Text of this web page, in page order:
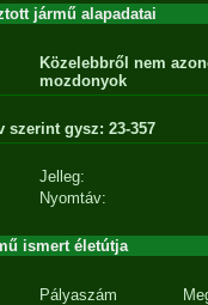
jármű alapadatai
Közelebbről nem
mozdonyok
szerint gysz: 23-357
Jelleg:
Nyomtáv:
ismert életútja
Pályaszám